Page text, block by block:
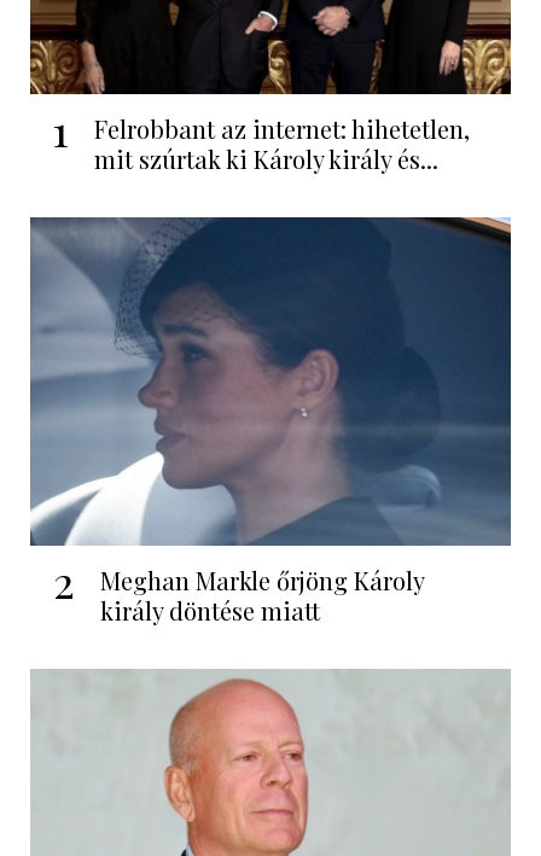
1
Felrobbant az internet: hihetetlen,
mit szúrtak ki Károly király és...
2
Meghan Markle őrjöng Károly
király döntése miatt